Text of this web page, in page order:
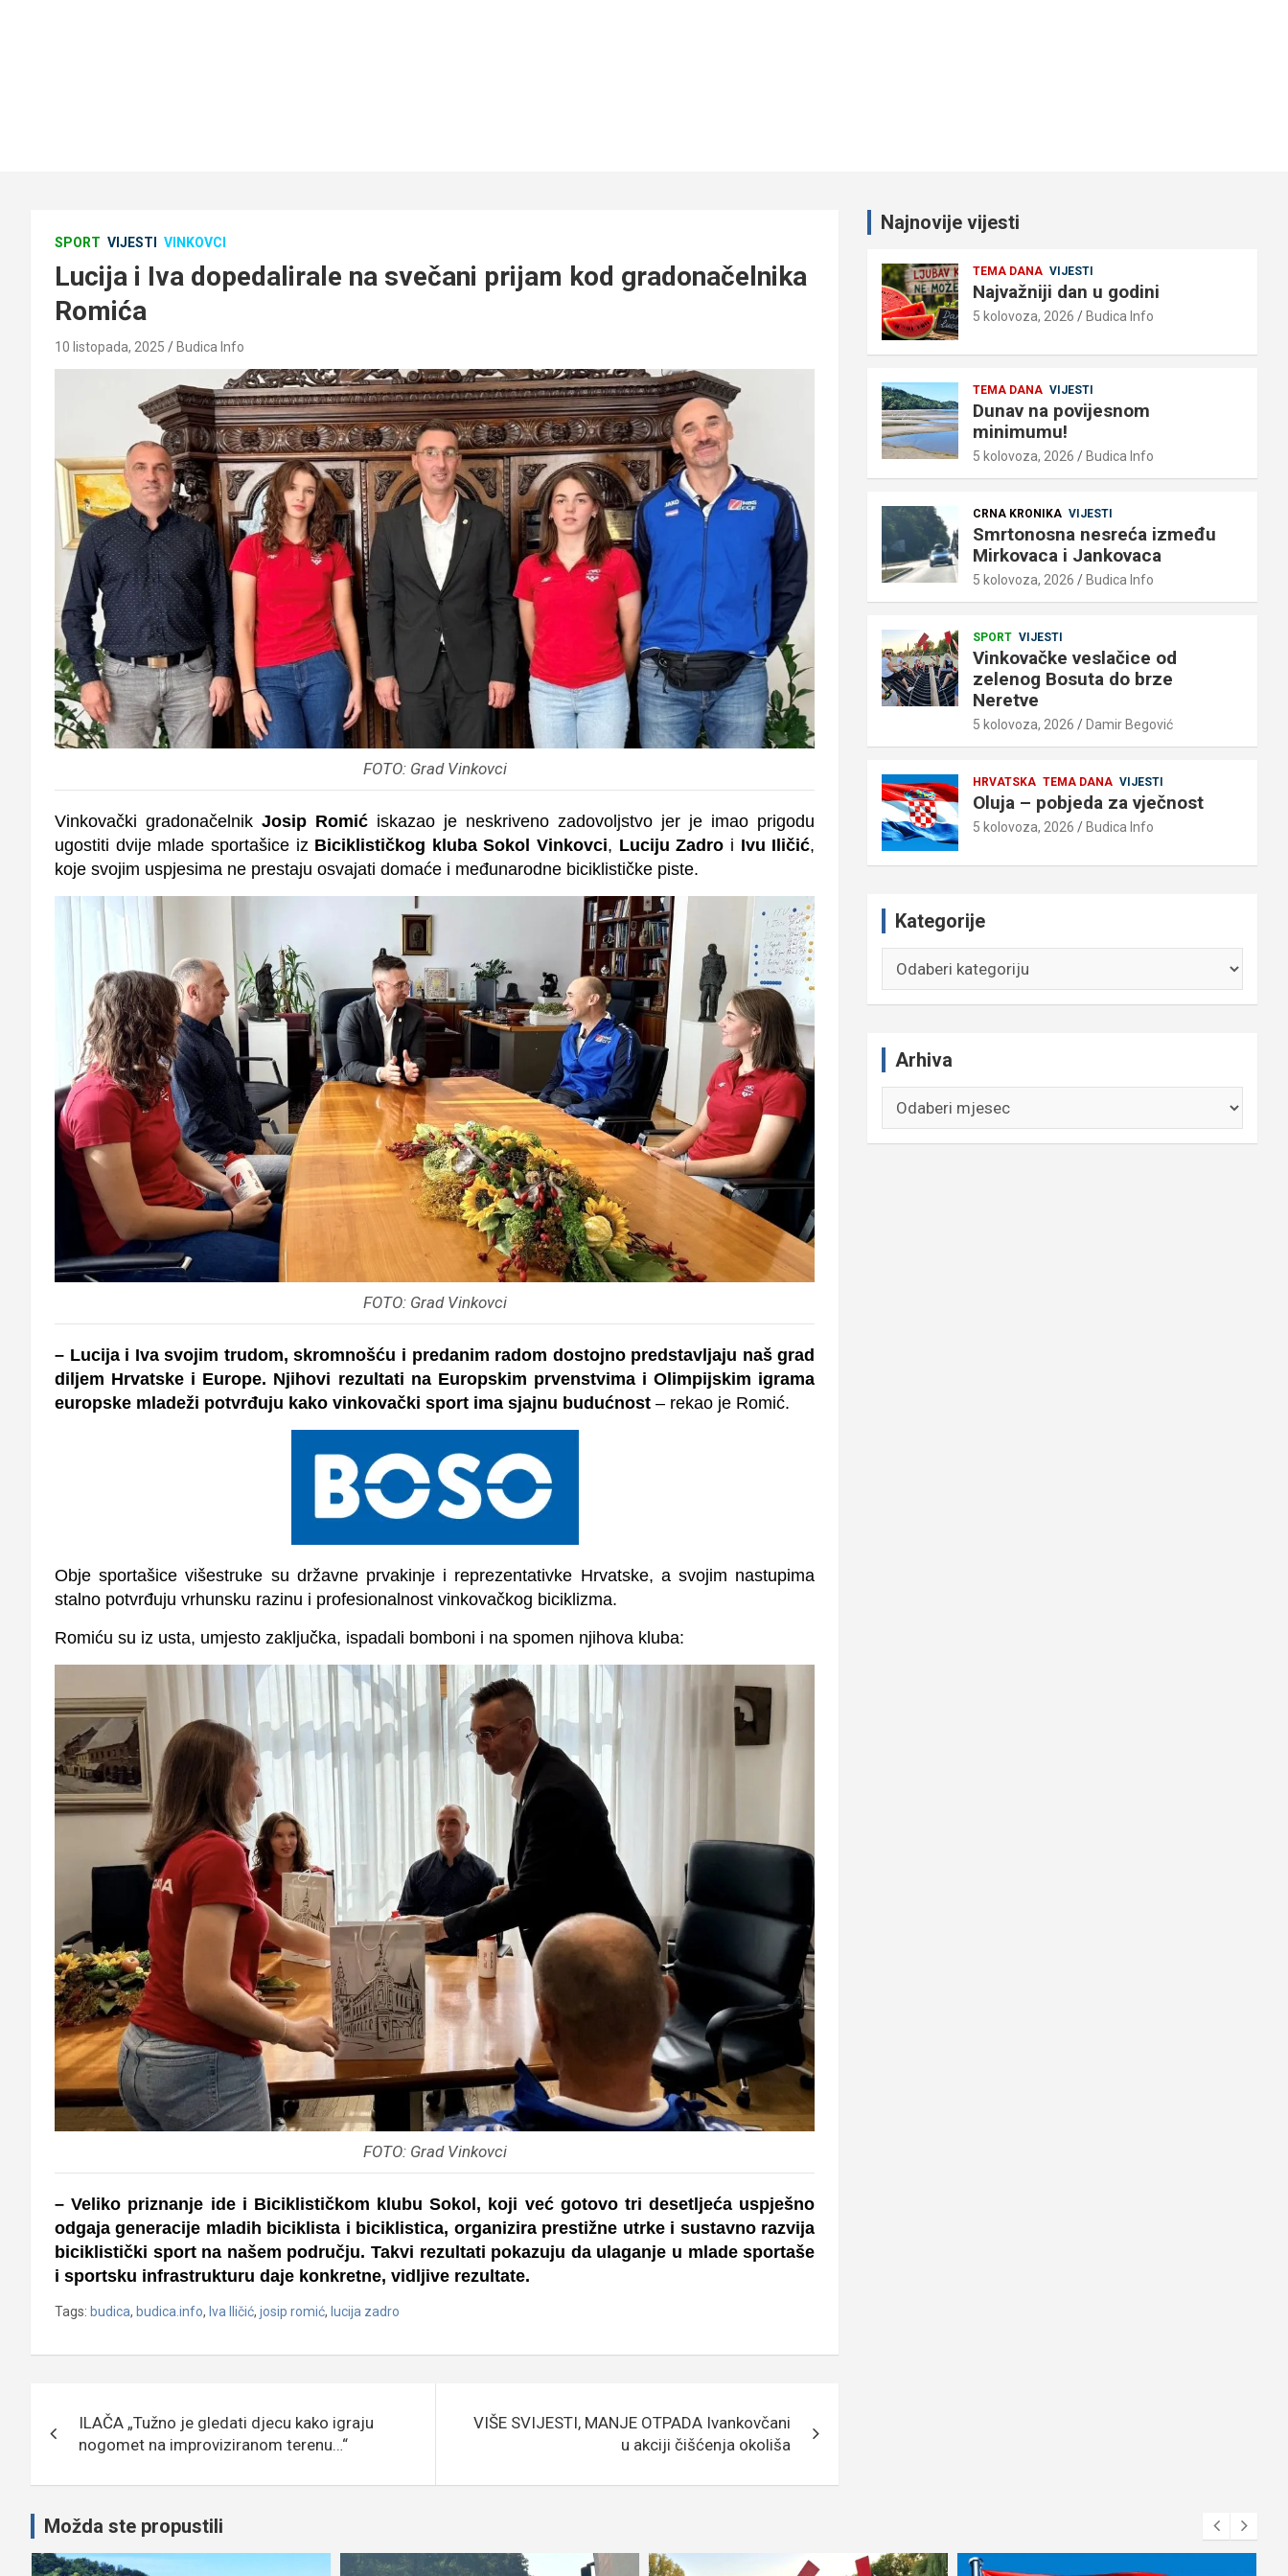
SPORT VIJESTI VINKOVCI
Lucija i Iva dopedalirale na svečani prijam kod gradonačelnika
Romića
10 listopada, 2025 Budica Info
FOTO: Grad Vinkovci
Vinkovački gradonačelnikJosip Romić iskazao je neskriveno zadovoljstvo jer je imao prigodu
ugostiti dvije mlade sportašice iz Biciklističkog kluba Sokol Vinkovci, Luciju Zadro i Ivu Iličić,
koje svojim uspjesima ne prestaju osvajati domaće i međunarodne biciklističke piste.
FOTO: Grad Vinkovci
– Lucija i Iva svojim trudom, skromnošću i predanim radom dostojno predstavljaju naš grad
diljem Hrvatske i Europe. Njihovi rezultati na Europskim prvenstvima i Olimpijskim igrama
europske mladeži potvrđuju kako vinkovački sport ima sjajnu budućnost – rekao je Romić.
Obje sportašice višestruke su državne prvakinje i reprezentativke Hrvatske, a svojim nastupima
stalno potvrđuju vrhunsku razinu i profesionalnost vinkovačkog biciklizma.
Romiću su iz usta, umjesto zaključka, ispadali bomboni i na spomen njihova kluba:
FOTO: Grad Vinkovci
– Veliko priznanje ide i Biciklističkom klubu Sokol, koji već gotovo tri desetljeća uspješno
odgaja generacije mladih biciklista i biciklistica, organizira prestižne utrke i sustavno razvija
biciklistički sport na našem području. Takvi rezultati pokazuju da ulaganje u mlade sportaše
i sportsku infrastrukturu daje konkretne, vidljive rezultate.
Tags: budica, budica.info, Iva Iličić, josip romić, lucija zadro
objava
ILAČA „Tužno je gledati djecu kako igraju
nogomet na improviziranom terenu…“
VIŠE SVIJESTI, MANJE OTPADA Ivankovčani
u akciji čišćenja okoliša
Najnovije vijesti
TEMA DANA VIJESTI
Najvažniji dan u godini
5 kolovoza, 2026 Budica Info
TEMA DANA VIJESTI
Dunav na povijesnom
minimumu!
5 kolovoza, 2026 Budica Info
CRNA KRONIKA VIJESTI
Smrtonosna nesreća između
Mirkovaca i Jankovaca
5 kolovoza, 2026 Budica Info
SPORT VIJESTI
Vinkovačke veslačice od
zelenog Bosuta do brze
Neretve
5 kolovoza, 2026 Damir Begović
HRVATSKA TEMA DANA VIJESTI
Oluja – pobjeda za vječnost
5 kolovoza, 2026 Budica Info
Kategorije
Arhiva
Možda ste propustili